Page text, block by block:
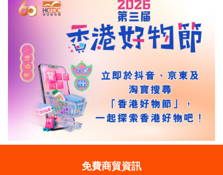
免費商貿資訊